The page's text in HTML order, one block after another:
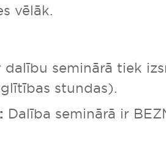
vēlāk.
dalību seminārā tiek
stundas).
Dalība seminārā ir